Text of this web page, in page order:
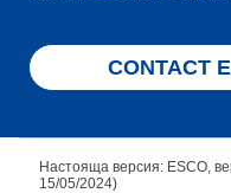
CONTACT
Настояща версия: ESCO,
15/05/2024)